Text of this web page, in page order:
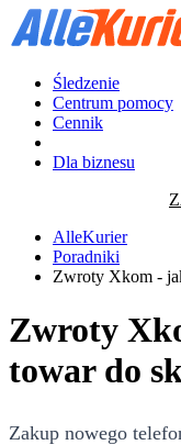
Śledzenie
Centrum pomocy
Cennik
Dla biznesu
AlleKurier
Poradniki
Zwroty Xkom -
Zwroty
towar do
Zakup nowego